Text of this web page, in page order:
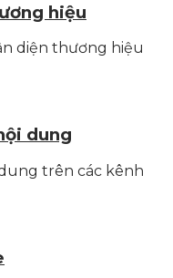
hiệu
diện thương hiệu
dung
trên các kênh